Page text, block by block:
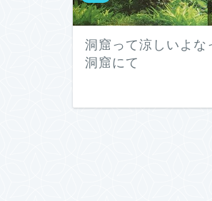
洞窟って涼しいよな
洞窟にて